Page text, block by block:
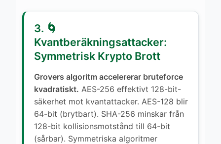
3. 🌀
Kvantberäkningsattacker:
Symmetrisk Krypto Brott
Grovers algoritm accelererar bruteforce
kvadratiskt. AES-256 effektivt 128-bit-
säkerhet mot kvantattacker. AES-128 blir
64-bit (brytbart). SHA-256 minskar från
128-bit kollisionsmotstånd till 64-bit
(sårbar). Symmetriska algoritmer